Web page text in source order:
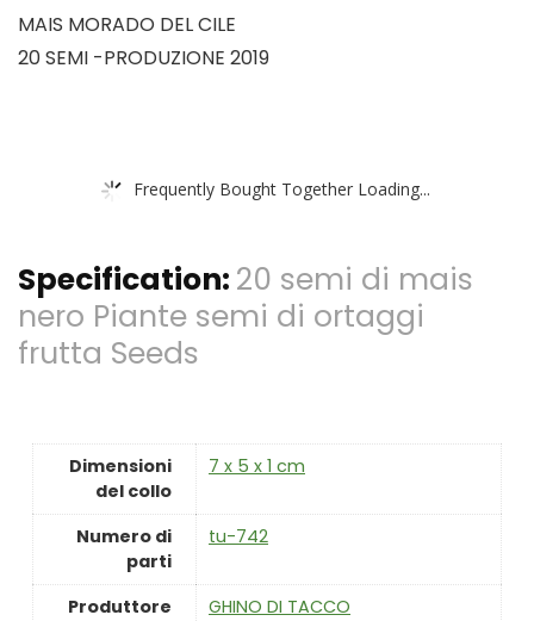
MAIS MORADO DEL CILE
20 SEMI -PRODUZIONE 2019
Frequently Bought Together Loading...
Specification: 20 semi di mais
nero Piante semi di ortaggi
frutta Seeds
Dimensioni
del collo
‎7 x 5 x 1 cm
Numero di
parti
‎tu-742
Produttore
‎GHINO DI TACCO